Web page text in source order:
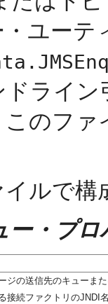
ユーテ
ドライ
のフ
ルで
ー・プロ
ジの送信先のキューま
接続ファクトリのJNDI